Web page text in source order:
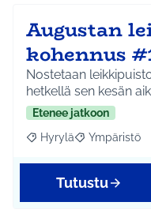
Augustan
kohennus
Nostetaan
hetkellä sen kesän
Etenee jatkoon
Rajaa tulokset
Hyrylä Rajaa
Ympäristö
Tutustu